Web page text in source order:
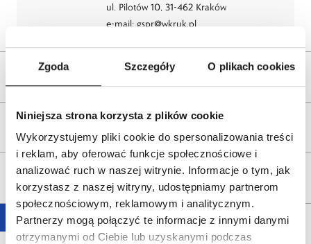
Zgoda Szczegóły O plikach cookies
Niniejsza strona korzysta z plików cookie
Wykorzystujemy pliki cookie do spersonalizowania treści
i reklam, aby oferować funkcje społecznościowe i
analizować ruch w naszej witrynie. Informacje o tym, jak
korzystasz z naszej witryny, udostępniamy partnerom
społecznościowym, reklamowym i analitycznym.
Partnerzy mogą połączyć te informacje z innymi danymi
otrzymanymi od Ciebie lub uzyskanymi podczas
ul. Pilotów 10, 31-462 Kraków
e-mail: gspr@wkruk.pl
Opis produktu
Reklamacje i zwroty
Tagi